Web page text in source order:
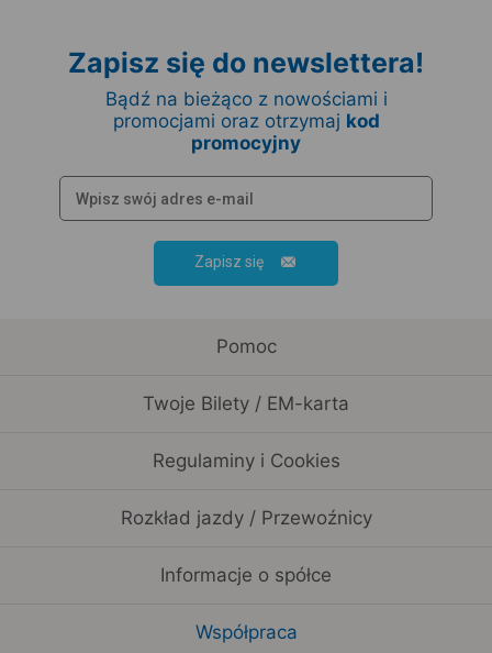
Zapisz się do newslettera!
Bądź na bieżąco z nowościami i
promocjami oraz otrzymaj kod
promocyjny
Zapisz się
Pomoc
Twoje Bilety / EM-karta
Regulaminy i Cookies
Rozkład jazdy / Przewoźnicy
Informacje o spółce
Współpraca